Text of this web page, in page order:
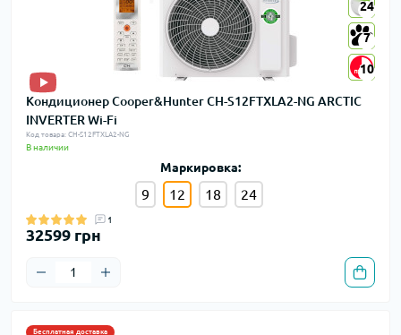
24
7
10
24
7
10
Кондиционер Cooper&Hunter CH-S12FTXLA2-NG ARCTIC
INVERTER Wi-Fi
Код товара: CH-S12FTXLA2-NG
В наличии
Маркировка:
9 12 18 24
1
32599 грн
Бесплатная доставка